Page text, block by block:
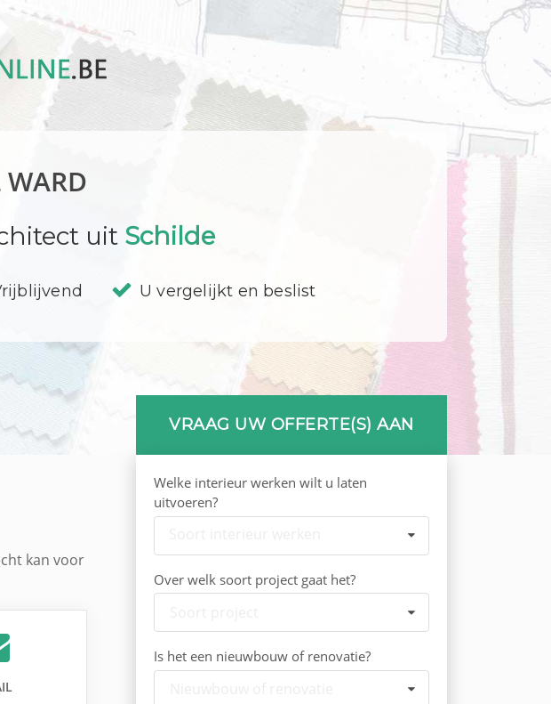
uit Schilde
U vergelijkt en beslist
VRAAG UW OFFERTE(S) AAN
Welke interieur werken wilt u laten
uitvoeren?
Over welk soort project gaat het?
Is het een nieuwbouw of renovatie?
kan voor